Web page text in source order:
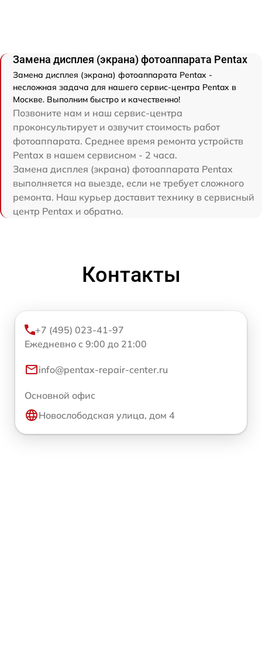
Замена дисплея (экрана) фотоаппарата Pentax
Замена дисплея (экрана) фотоаппарата Pentax -
несложная задача для нашего сервис-центра Pentax в
Москве. Выполним быстро и качественно!
Позвоните нам и наш сервис-центра
проконсультирует и озвучит стоимость работ
фотоаппарата. Среднее время ремонта устройств
Pentax в нашем сервисном - 2 часа.
Замена дисплея (экрана) фотоаппарата Pentax
выполняется на выезде, если не требует сложного
ремонта. Наш курьер доставит технику в сервисный
центр Pentax и обратно.
Контакты
+7 (495) 023-41-97
Ежедневно с 9:00 до 21:00
info@pentax-repair-center.ru
Основной офис
Новослободская улица, дом 4